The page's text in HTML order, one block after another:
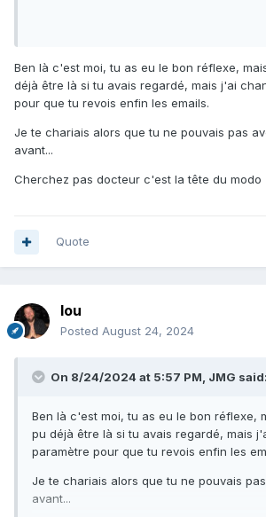
Ben là c'est moi, tu as eu le bon réflexe,
déjà être là si tu avais regardé, mais j'ai
pour que tu revois enfin les emails.
Je te chariais alors que tu ne pouvais pas
avant...
Cherchez pas docteur c'est la tête du modo
Quote
lou
Posted August 24, 2024
On 8/24/2024 at 5:57 PM, JMG said:
Ben là c'est moi, tu as eu le bon réflexe,
pu déjà être là si tu avais regardé, mais
paramètre pour que tu revois enfin les
Je te chariais alors que tu ne pouvais
avant...